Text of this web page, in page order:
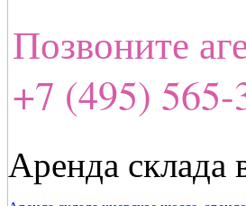
Позвоните
+7 (495) 565-
Аренда склада